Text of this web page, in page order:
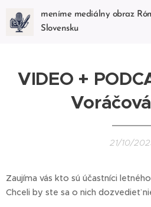
meníme mediálny obraz
Slovensku
VIDEO +
21/10/
Zaujíma vás kto sú účastníci
Chceli by ste sa o nich dozvedieť